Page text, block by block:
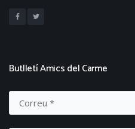
Butlletí Amics del Carme